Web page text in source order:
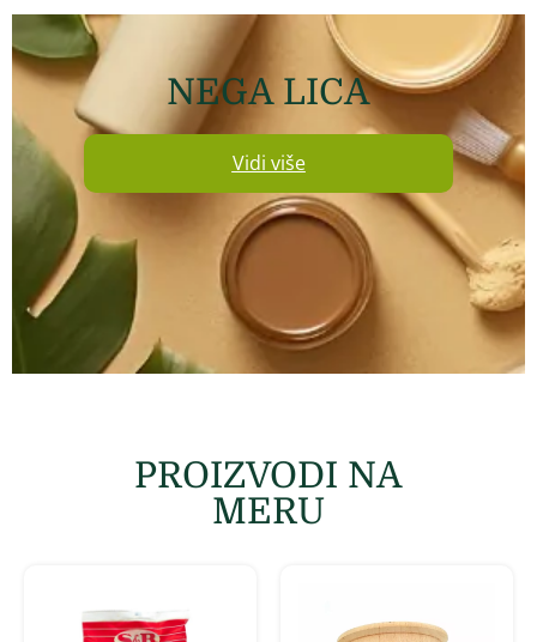
NEGA LICA
Vidi više
PROIZVODI NA
MERU